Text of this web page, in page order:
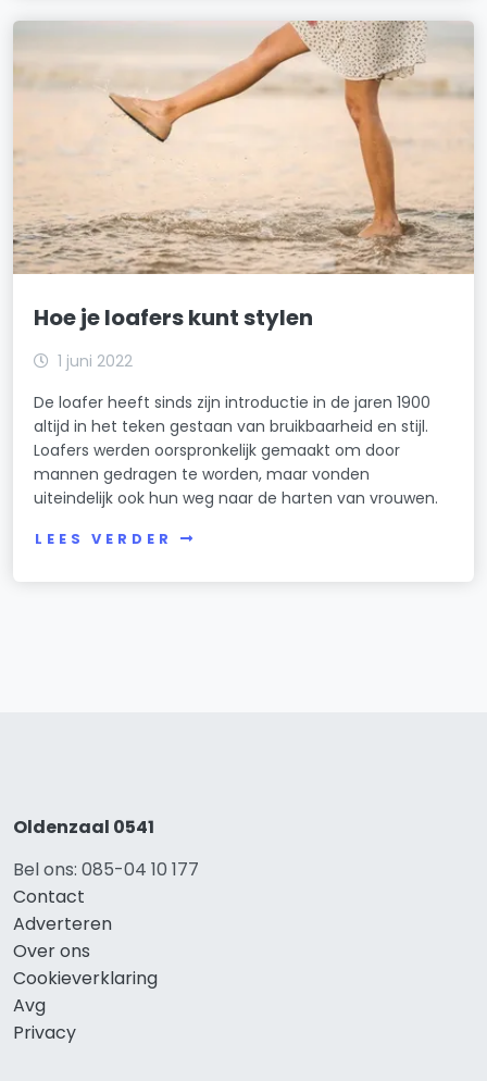
Hoe je loafers kunt stylen
1 juni 2022
De loafer heeft sinds zijn introductie in de jaren 1900
altijd in het teken gestaan van bruikbaarheid en stijl.
Loafers werden oorspronkelijk gemaakt om door
mannen gedragen te worden, maar vonden
uiteindelijk ook hun weg naar de harten van vrouwen.
LEES VERDER
Oldenzaal 0541
Bel ons: 085-04 10 177
Contact
Adverteren
Over ons
Cookieverklaring
Avg
Privacy